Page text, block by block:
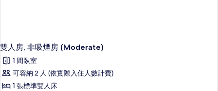
雙人房, 非吸煙房 (Moderate)
1 間臥室
可容納 2 人 (依實際入住人數計費)
1 張標準雙人床